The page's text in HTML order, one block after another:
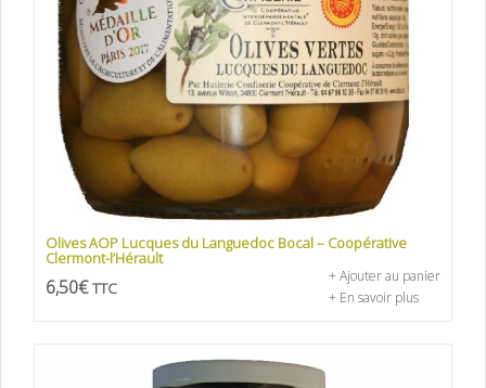
Olives AOP Lucques du Languedoc Bocal – Coopérative
Clermont-l’Hérault
6,50€ TTC
+ Ajouter au panier
+ En savoir plus